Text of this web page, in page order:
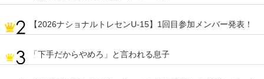
【2026ナショナルトレセンU-15】1回目参加メンバー発表！
「下手だからやめろ」と言われる息子